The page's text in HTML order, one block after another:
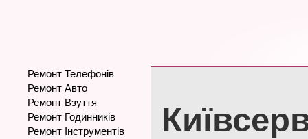
Ремонт Телефонів
Ремонт Авто
Ремонт Взуття
Ремонт Годинників
Ремонт Інструментів